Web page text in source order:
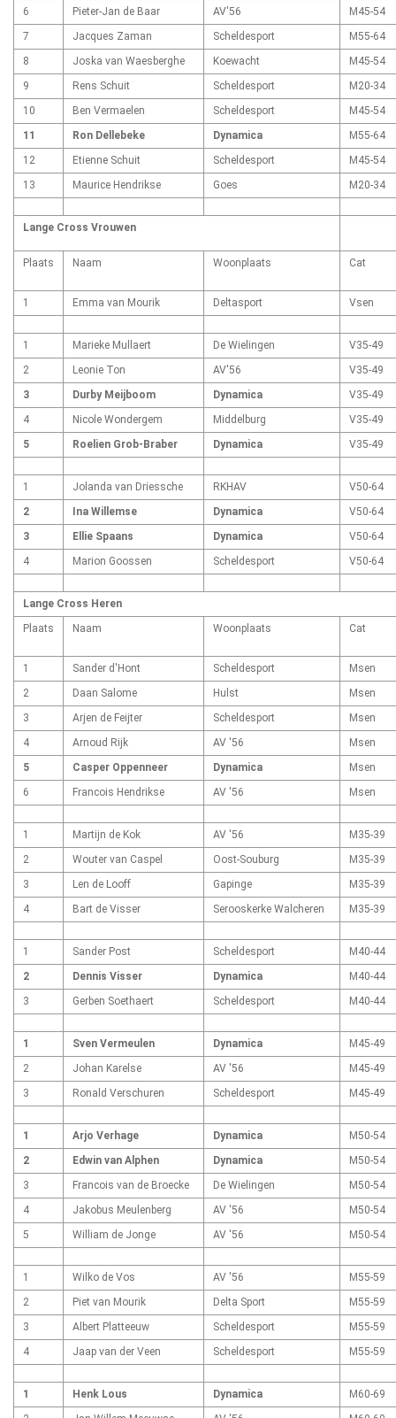
6
Pieter-Jan de Baar AV'56
M45-54
7
Jacques Zaman Scheldesport
M55-64
8
Joska van Waesberghe Koewacht
M45-54
9
Rens Schuit Scheldesport
M20-34
10
Ben Vermaelen Scheldesport
M45-54
11
Ron Dellebeke Dynamica
M55-64
12
Etienne Schuit Scheldesport
M45-54
13
Maurice Hendrikse Goes M20-34
Lange Cross Vrouwen
Plaats Naam Woonplaats Cat
1 Emma van Mourik Deltasport Vsen
1 Marieke Mullaert De Wielingen
V35-49
2
Leonie Ton AV'56
V35-49
3
Durby Meijboom Dynamica
V35-49
4
Nicole Wondergem Middelburg
V35-49
5
Roelien Grob-Braber Dynamica V35-49
1 Jolanda van Driessche RKHAV
V50-64
2
Ina Willemse Dynamica
V50-64
3
Ellie Spaans Dynamica
V50-64
4
Marion Goossen Scheldesport V50-64
Lange Cross Heren
Plaats
Naam Woonplaats Cat
1 Sander d'Hont Scheldesport
Msen
2
Daan Salome Hulst
Msen
3
Arjen de Feijter Scheldesport
Msen
4
Arnoud Rijk AV '56
Msen
5
Casper Oppenneer Dynamica
Msen
6
Francois Hendrikse AV '56 Msen
1 Martijn de Kok AV '56
M35-39
2
Wouter van Caspel Oost-Souburg
M35-39
3
Len de Looff Gapinge
M35-39
4
Bart de Visser Serooskerke Walcheren M35-39
1 Sander Post Scheldesport
M40-44
2
Dennis Visser Dynamica
M40-44
3
Gerben Soethaert Scheldesport M40-44
1 Sven Vermeulen Dynamica
M45-49
2
Johan Karelse AV '56
M45-49
3
Ronald Verschuren Scheldesport M45-49
1 Arjo Verhage Dynamica
M50-54
2
Edwin van Alphen Dynamica
M50-54
3
Francois van de Broecke De Wielingen
M50-54
4
Jakobus Meulenberg AV '56
M50-54
5
William de Jonge AV '56 M50-54
1 Wilko de Vos AV '56
M55-59
2
Piet van Mourik Delta Sport
M55-59
3
Albert Platteeuw Scheldesport
M55-59
4
Jaap van der Veen Scheldesport M55-59
1 Henk Lous Dynamica
M60-69